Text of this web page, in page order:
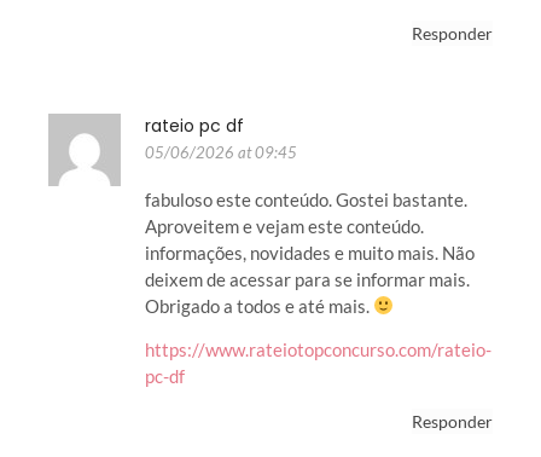
Responder
rateio pc df
05/06/2026 at 09:45
fabuloso este conteúdo. Gostei bastante.
Aproveitem e vejam este conteúdo.
informações, novidades e muito mais. Não
deixem de acessar para se informar mais.
Obrigado a todos e até mais.
https://www.rateiotopconcurso.com/rateio-
pc-df
Responder